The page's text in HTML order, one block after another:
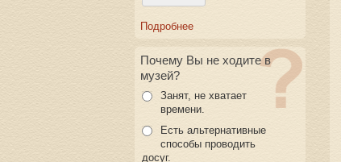
Подробнее
Почему Вы не ходите в
музей?
Занят, не хватает
времени.
Есть альтернативные
способы проводить
досуг.